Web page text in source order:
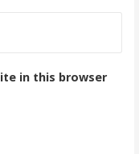
in this browser